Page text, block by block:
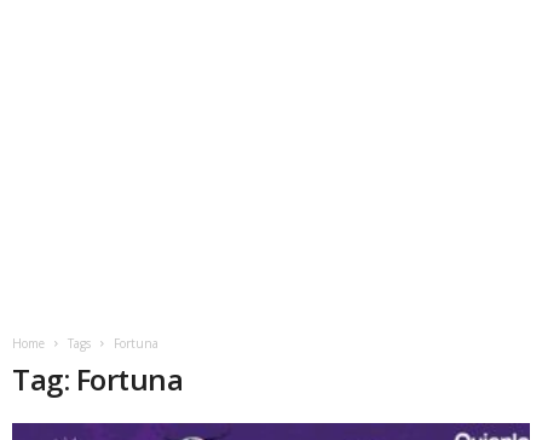
Home Tags Fortuna
Tag: Fortuna